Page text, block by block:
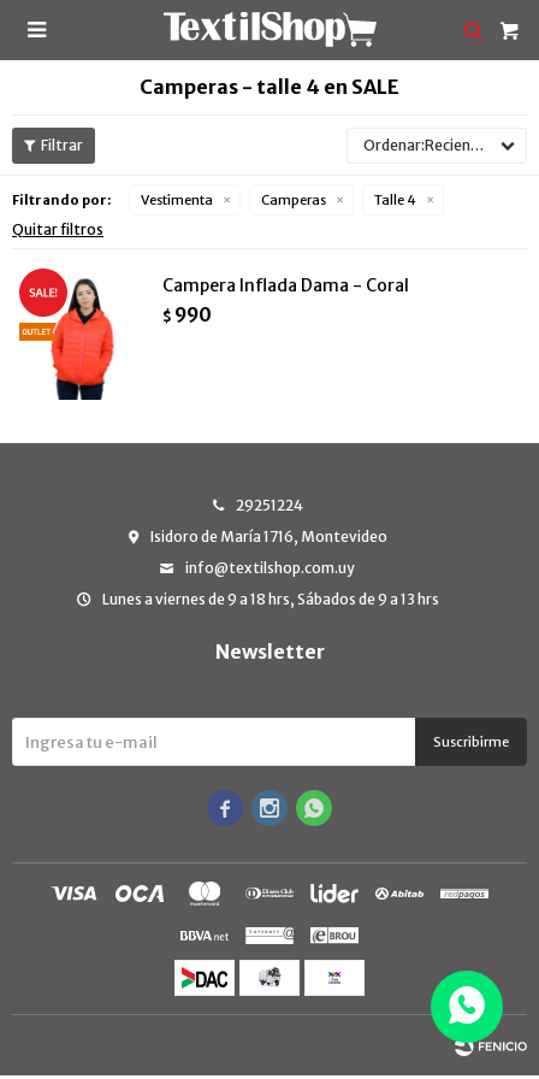

Camperas - talle 4 en SALE
Recientes
Filtrando por: Vestimenta Camperas Talle 4
Quitar filtros
Campera Inflada Dama - Coral
$ 990
29251224
Isidoro de María 1716, Montevideo
info@textilshop.com.uy
Lunes a viernes de 9 a 18 hrs, Sábados de 9 a 13 hrs
Newsletter
Suscribirme
  